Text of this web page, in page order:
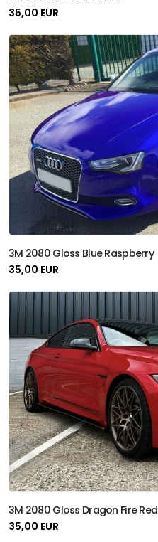
35,00 EUR
3M 2080 Gloss Blue Raspberry
35,00 EUR
3M 2080 Gloss Dragon Fire Red
35,00 EUR